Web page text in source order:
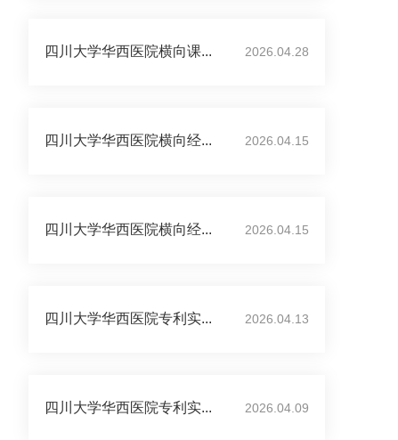
四川大学华西医院横向课... 2026.04.28
四川大学华西医院横向经... 2026.04.15
四川大学华西医院横向经... 2026.04.15
四川大学华西医院专利实... 2026.04.13
四川大学华西医院专利实... 2026.04.09